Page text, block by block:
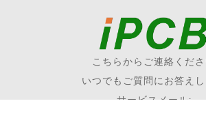
こちらからご連絡くだ
いつでもご質問にお答え
サービスメール: